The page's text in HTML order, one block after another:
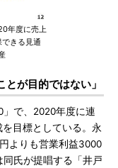
年度に売上
きる見通
とが目的ではない」
で、2020年度に連
目標としている。永
よりも営業利益3000
氏が提唱する「井戸